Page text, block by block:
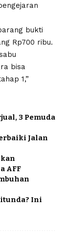
bukti
Rp700 ribu.
bisa
1,”
3 Pemuda
Jalan
AFF
Ini